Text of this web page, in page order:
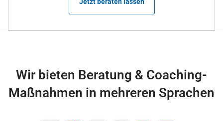
Wir bieten Beratung & Coaching-
Maßnahmen in mehreren Sprachen